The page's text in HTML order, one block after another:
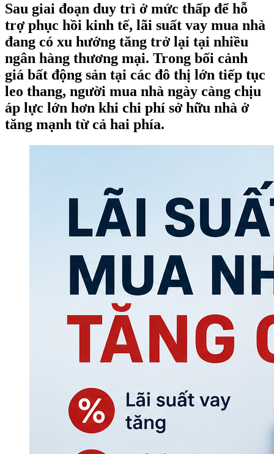
Sau giai đoạn duy trì ở mức thấp để hỗ
trợ phục hồi kinh tế, lãi suất vay mua nhà
đang có xu hướng tăng trở lại tại nhiều
ngân hàng thương mại. Trong bối cảnh
giá bất động sản tại các đô thị lớn tiếp tục
leo thang, người mua nhà ngày càng chịu
áp lực lớn hơn khi chi phí sở hữu nhà ở
tăng mạnh từ cả hai phía.